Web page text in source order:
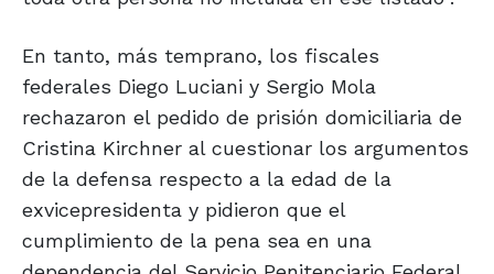
En tanto, más temprano, los fiscales
federales Diego Luciani y Sergio Mola
rechazaron el pedido de prisión domiciliaria de
Cristina Kirchner al cuestionar los argumentos
de la defensa respecto a la edad de la
exvicepresidenta y pidieron que el
cumplimiento de la pena sea en una